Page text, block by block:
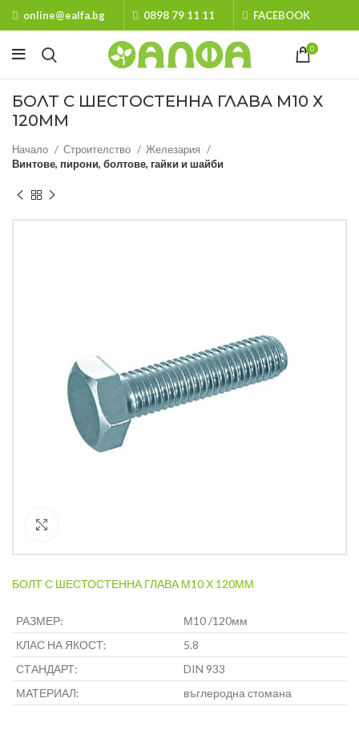
online@ealfa.bg 0898 79 11 11 FACEBOOK
0
БОЛТ С ШЕСТОСТЕННА ГЛАВА М10 Х
120ММ
Начало Строителство
Железария
Винтове, пирони, болтове, гайки и шайби
БОЛТ С ШЕСТОСТЕННА ГЛАВА М10 Х 120ММ
РАЗМЕР:
М10 /120мм
КЛАС НА ЯКОСТ:
5.8
СТАНДАРТ:
DIN 933
МАТЕРИАЛ:
въглеродна стомана